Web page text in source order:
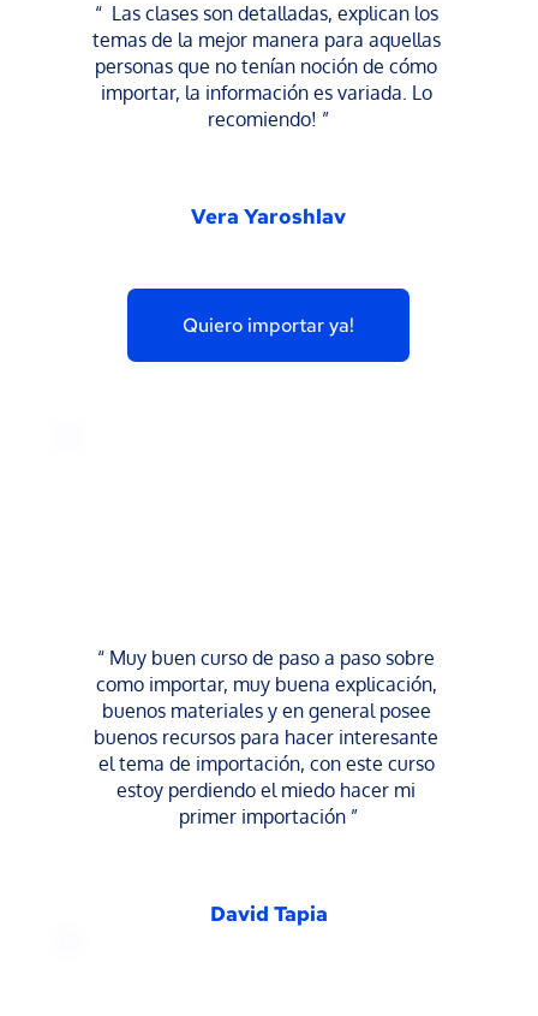
“  Las clases son detalladas, explican los
temas de la mejor manera para aquellas
personas que no tenían noción de cómo
importar, la información es variada. Lo
recomiendo! ”
Vera Yaroshlav
Quiero importar ya!
“ Muy buen curso de paso a paso sobre
como importar, muy buena explicación,
buenos materiales y en general posee
buenos recursos para hacer interesante
el tema de importación, con este curso
estoy perdiendo el miedo hacer mi
primer importación ”
David Tapia